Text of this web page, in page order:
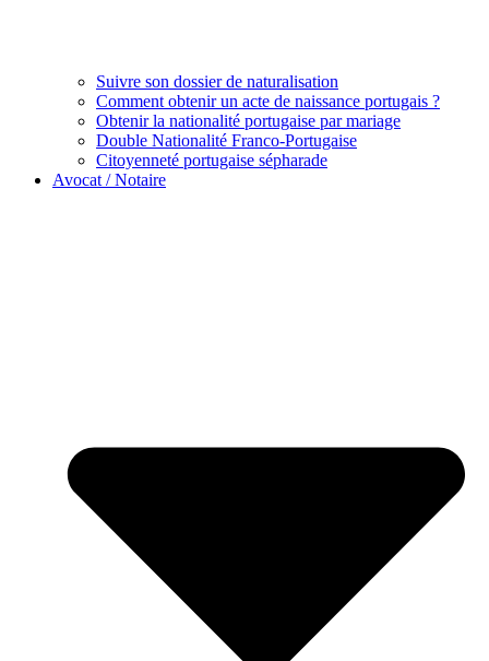
Suivre son dossier de naturalisation
Comment obtenir un acte de naissance portugais ?
Obtenir la nationalité portugaise par mariage
Double Nationalité Franco-Portugaise
Citoyenneté portugaise sépharade
Avocat / Notaire